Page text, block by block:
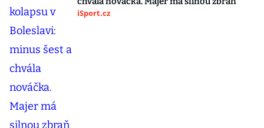
iSport.cz